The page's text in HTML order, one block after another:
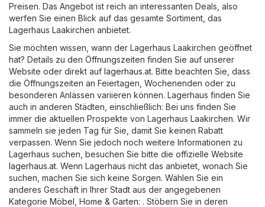
Preisen. Das Angebot ist reich an interessanten Deals, also
werfen Sie einen Blick auf das gesamte Sortiment, das
Lagerhaus Laakirchen anbietet.
Sie möchten wissen, wann der Lagerhaus Laakirchen geöffnet
hat? Details zu den Öffnungszeiten finden Sie auf unserer
Website oder direkt auf lagerhaus.at. Bitte beachten Sie, dass
die Öffnungszeiten an Feiertagen, Wochenenden oder zu
besonderen Anlässen variieren können. Lagerhaus finden Sie
auch in anderen Städten, einschließlich: Bei uns finden Sie
immer die aktuellen Prospekte von Lagerhaus Laakirchen. Wir
sammeln sie jeden Tag für Sie, damit Sie keinen Rabatt
verpassen. Wenn Sie jedoch noch weitere Informationen zu
Lagerhaus suchen, besuchen Sie bitte die offizielle Website
lagerhaus.at. Wenn Lagerhaus nicht das anbietet, wonach Sie
suchen, machen Sie sich keine Sorgen. Wählen Sie ein
anderes Geschäft in Ihrer Stadt aus der angegebenen
Kategorie Möbel, Home & Garten: . Stöbern Sie in deren